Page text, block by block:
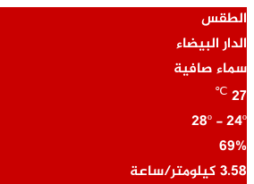
الطقس
الدار البيضاء
سماء صافية
27
℃
28º - 24º
69%
3.58 كيلومتر/ساعة